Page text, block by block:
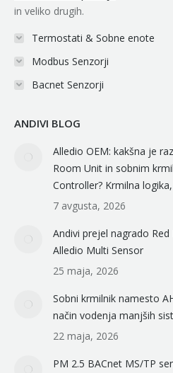
in veliko drugih.
Termostati & Sobne enote
Modbus Senzorji
Bacnet Senzorji
ANDIVI BLOG
Alledio OEM: kakšna je
Room Unit in sobnim
Controller? Krmilna
7 avgusta, 2026
Andivi prejel nagrado
Alledio Multi Sensor
25 maja, 2026
Sobni krmilnik namesto
način vodenja manjših
22 maja, 2026
PM 2.5 BACnet MS/TP